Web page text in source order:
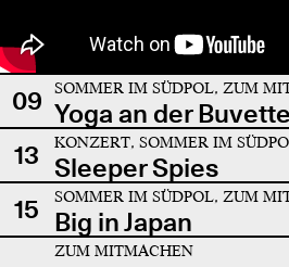
09 SOMMER IM SÜDPOL, ZUM
Yoga an der Buvette
13
KONZERT, SOMMER IM
Sleeper Spies
15
SOMMER IM SÜDPOL, ZUM
Big in Japan
ZUM MITMACHEN